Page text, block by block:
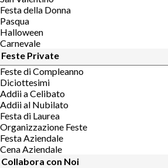
Festa della Donna
Pasqua
Halloween
Carnevale
Feste Private
Feste di Compleanno
Diciottesimi
Addii a Celibato
Addii al Nubilato
Festa di Laurea
Organizzazione Feste
Festa Aziendale
Cena Aziendale
Collabora con Noi